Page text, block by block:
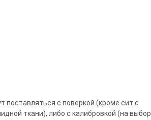
поставляться с поверкой (кроме сит с
ткани), либо с калибровкой (на выбор